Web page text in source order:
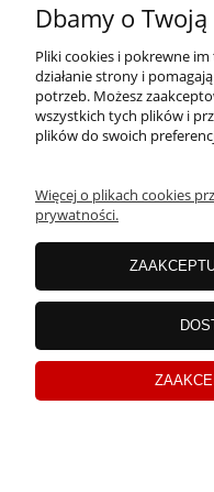
| ul.
zachodniopomorskie | NIP:
Dbamy o
Pliki cookies i pokrewne
działanie strony i
potrzeb. Możesz
wszystkich tych plików i
plików do swoich
Więcej o plikach cookies
prywatności.